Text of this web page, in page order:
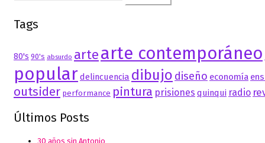
Tags
80's 90's absurdo artearte contemporáneo
populardelincuencia dibujo diseño economía
outsider performance pintura prisiones quinqui radio
Últimos Posts
30 años sin Antonio